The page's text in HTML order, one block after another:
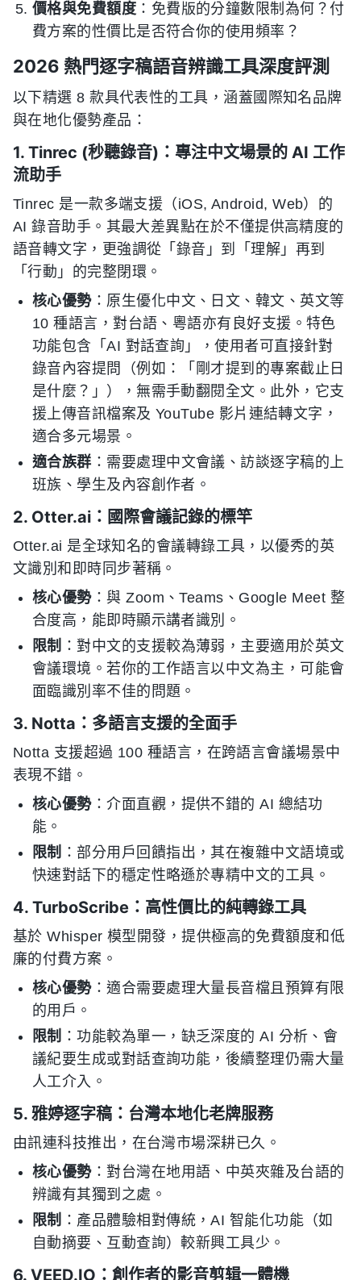
價格與免費額度 ：免費版的分鐘數限制為何？付
費方案的性價比是否符合你的使用頻率？
2026 熱門逐字稿語音辨識工具深度評測
以下精選 8 款具代表性的工具，涵蓋國際知名品牌
與在地化優勢產品：
1. Tinrec (秒聽錄音)：專注中文場景的 AI 工作
流助手
Tinrec 是一款多端支援（iOS, Android, Web）的
AI 錄音助手。其最大差異點在於不僅提供高精度的
語音轉文字，更強調從「錄音」到「理解」再到
「行動」的完整閉環。
核心優勢：原生優化中文、日文、韓文、英文等
10 種語言，對台語、粵語亦有良好支援。特色
功能包含「AI 對話查詢」，使用者可直接針對
錄音內容提問（例如：「剛才提到的專案截止日
是什麼？」），無需手動翻閱全文。此外，它支
援上傳音訊檔案及 YouTube 影片連結轉文字，
適合多元場景。
適合族群 ：需要處理中文會議、訪談逐字稿的上
班族、學生及內容創作者。
2. Otter.ai：國際會議記錄的標竿
Otter.ai 是全球知名的會議轉錄工具，以優秀的英
文識別和即時同步著稱。
核心優勢：與 Zoom、Teams、Google Meet 整
合度高，能即時顯示講者識別。
限制 ：對中文的支援較為薄弱，主要適用於英文
會議環境。若你的工作語言以中文為主，可能會
面臨識別率不佳的問題。
3. Notta：多語言支援的全面手
Notta 支援超過 100 種語言，在跨語言會議場景中
表現不錯。
核心優勢：介面直觀，提供不錯的 AI 總結功
能。
限制 ：部分用戶回饋指出，其在複雜中文語境或
快速對話下的穩定性略遜於專精中文的工具。
4. TurboScribe：高性價比的純轉錄工具
基於 Whisper 模型開發，提供極高的免費額度和低
廉的付費方案。
核心優勢：適合需要處理大量長音檔且預算有限
的用戶。
限制 ：功能較為單一，缺乏深度的 AI 分析、會
議紀要生成或對話查詢功能，後續整理仍需大量
人工介入。
5. 雅婷逐字稿：台灣本地化老牌服務
由訊連科技推出，在台灣市場深耕已久。
核心優勢：對台灣在地用語、中英夾雜及台語的
辨識有其獨到之處。
限制 ：產品體驗相對傳統，AI 智能化功能（如
自動摘要、互動查詢）較新興工具少。
6. VEED.IO：創作者的影音剪辑一體機